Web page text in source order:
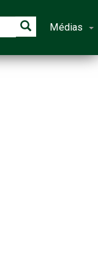
Médias